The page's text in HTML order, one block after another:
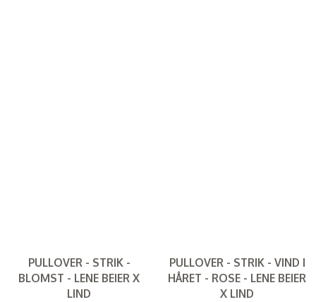
PULLOVER - STRIK -
BLOMST - LENE BEIER X
LIND
PULLOVER - STRIK - VIND I
HÅRET - ROSE - LENE BEIER
X LIND